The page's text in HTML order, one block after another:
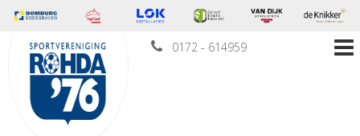
0172 - 614959